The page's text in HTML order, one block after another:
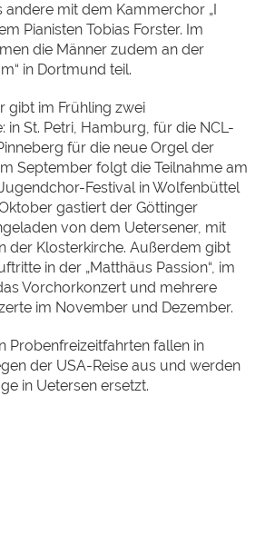
andere mit dem Kammerchor „I
Pianisten Tobias Forster. Im
die Männer zudem an der
in Dortmund teil.
gibt im Frühling zwei
in St. Petri, Hamburg, für die NCL-
für die neue Orgel der
September folgt die Teilnahme am
Festival in Wolfenbüttel
Oktober gastiert der Göttinger
von dem Uetersener, mit
der Klosterkirche. Außerdem gibt
in der „Matthäus Passion“, im
Vorchorkonzert und mehrere
im November und Dezember.
Probenfreizeitfahrten fallen in
der USA-Reise aus und werden
in Uetersen ersetzt.